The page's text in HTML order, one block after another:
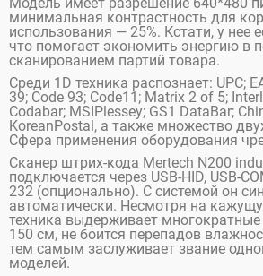
минимальная контрастность для
использования — 25%. Кстати, у нее
что помогает экономить энергию в
сканированием партий товара.
Среди 1D техника распознает: UPC;
39; Code 93; Code11; Matrix 2 of 5;
Codabar; MSIPlessey; GS1 DataBar;
KoreanPostal, а также множество
Сфера применения оборудования
Сканер штрих-кода Mertech N200
подключается через USB-HID, USB-
232 (опционально). С системой он
автоматически. Несмотря на
техника выдерживает
150 см, не боится перепадов
тем самым заслуживает звание
моделей.